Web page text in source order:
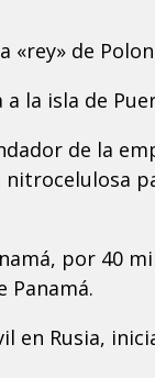
«rey» de
la isla de
de la
nitrocelulosa
por 40
Panamá.
en Rusia,